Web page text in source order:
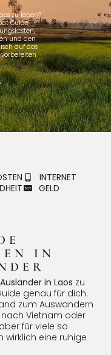
zu leben?
Guide
und den
auf das
vorbereiten
INTERNET
GELD
IN
Ausländer in Laos zu
genau für dich.
zum Auswandern
Vietnam oder
für viele so
wirklich eine ruhige